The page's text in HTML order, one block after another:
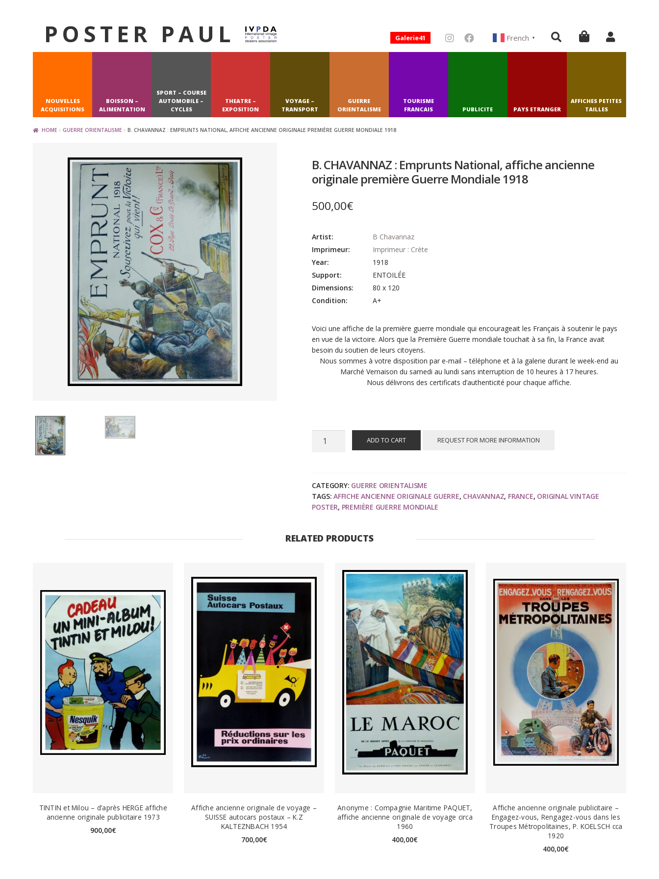
Skip
navigation
Skip
content
POSTER PAUL French ▼
Galerie41
NOUVELLES
ACQUISITIONS
BOISSON –
ALIMENTATION
SPORT – COURSE
AUTOMOBILE –
CYCLES
THEATRE –
EXPOSITION
VOYAGE –
TRANSPORT
GUERRE
ORIENTALISME
TOURISME
FRANCAIS
PUBLICITE PAYS ETRANGER
AFFICHES PETITES
TAILLES
HOME GUERRE ORIENTALISME B. CHAVANNAZ : EMPRUNTS NATIONAL, AFFICHE ANCIENNE ORIGINALE PREMIÈRE GUERRE MONDIALE 1918
B. CHAVANNAZ : Emprunts National, affiche ancienne
originale première Guerre Mondiale 1918
500,00€
Artist:
B Chavannaz
Imprimeur:
Imprimeur : Crète
Year:
1918
Support:
ENTOILÉE
Dimensions:
80 x 120
Condition:
A+
Voici une affiche de la première guerre mondiale qui encourageait les Français à soutenir le pays
en vue de la victoire. Alors que la Première Guerre mondiale touchait à sa fin, la France avait
besoin du soutien de leurs citoyens.
Nous sommes à votre disposition par e-mail – téléphone et à la galerie durant le week-end au
Marché Vernaison du samedi au lundi sans interruption de 10 heures à 17 heures.
Nous délivrons des certificats d’authenticité pour chaque affiche.
CHAVANNAZ
National,
affiche
ancienne
première
ADD TO CART REQUEST FOR MORE INFORMATION
CATEGORY: GUERRE ORIENTALISME
TAGS:AFFICHE ANCIENNE ORIGINALE GUERRE, CHAVANNAZ, FRANCE, ORIGINAL VINTAGE
POSTER, PREMIÈRE GUERRE MONDIALE
RELATED PRODUCTS
TINTIN et Milou – d’après HERGE affiche
ancienne originale publicitaire 1973
900,00€
Affiche ancienne originale de voyage –
SUISSE autocars postaux – K.Z
KALTEZNBACH 1954
700,00€
Anonyme : Compagnie Maritime PAQUET,
affiche ancienne originale de voyage circa
1960
400,00€
Affiche ancienne originale publicitaire –
Engagez-vous, Rengagez-vous dans les
Troupes Métropolitaines, P. KOELSCH cca
1920
400,00€